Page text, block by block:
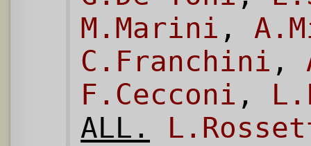
M.Marini ,
C.Franchini ,
F.Cecconi ,
ALL.